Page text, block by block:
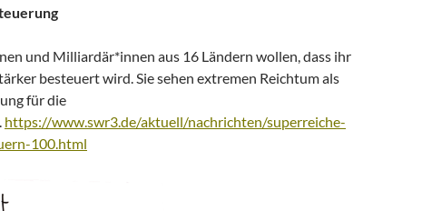
und Milliardär*innen aus 16 Ländern wollen, dass ihr
besteuert wird. Sie sehen extremen Reichtum als
für die
https://www.swr3.de/aktuell/nachrichten/superreiche-
100.html